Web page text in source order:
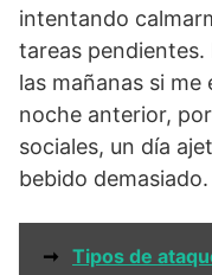
intentando
tareas
las mañanas si
noche anterior,
sociales, un día
bebido demasiado.
➞ Tipos de